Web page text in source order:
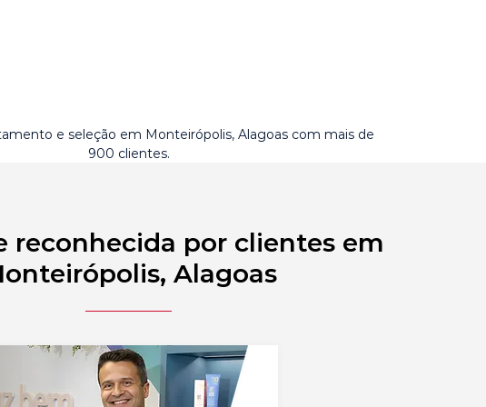
e seleção em Monteirópolis, Alagoas com mais de
900 clientes.
reconhecida por clientes em
Alagoas